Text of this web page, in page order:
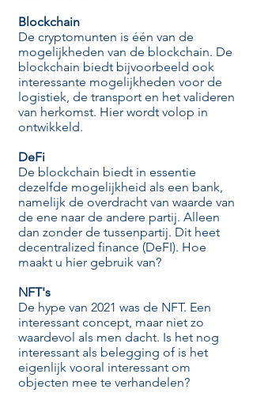
Blockchain
De cryptomunten is één van de
mogelijkheden van de blockchain. De
blockchain biedt bijvoorbeeld ook
interessante mogelijkheden voor de
logistiek, de transport en het valideren
van herkomst. Hier wordt volop in
ontwikkeld.
DeFi
De blockchain biedt in essentie
dezelfde mogelijkheid als een bank,
namelijk de overdracht van waarde van
de ene naar de andere partij. Alleen
dan zonder de tussenpartij. Dit heet
decentralized finance (DeFI). Hoe
maakt u hier gebruik van? ​
NFT's
De hype van 2021 was de NFT. Een
interessant concept, maar niet zo
waardevol als men dacht. Is het nog
interessant als belegging of is het
eigenlijk vooral interessant om
objecten mee te verhandelen?